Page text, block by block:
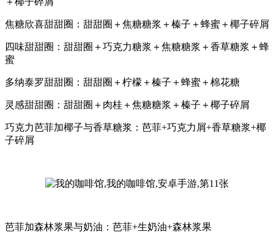
焦糖欣喜甜甜圈：甜甜圈＋焦糖糖浆＋榛子＋蜂蜜＋椰子碎屑
四味甜甜圈：甜甜圈＋巧克力糖浆＋焦糖糖浆＋香草糖浆＋蜂
蜜
多纳泰罗甜甜圈：甜甜圈＋柠檬＋榛子＋蜂蜜＋棉花糖
灵感甜甜圈：甜甜圈＋肉桂＋焦糖糖浆＋榛子＋椰子碎屑
巧克力芭菲加椰子与香草糖浆：芭菲+巧克力屑+香草糖浆+椰
子碎屑
芭菲加森林浆果与奶油：芭菲+生奶油+森林浆果